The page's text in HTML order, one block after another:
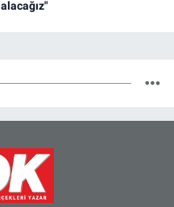
alacağız"